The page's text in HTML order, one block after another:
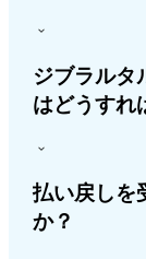
ジブラルタ
はどうすれ
払い戻しを
か？